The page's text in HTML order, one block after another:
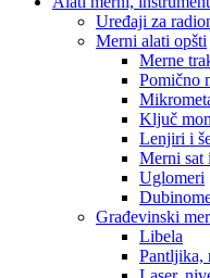
Uređaji za
Merni alati opšti
Merne
Pomično
Ključ
Lenjiri i
Merni sat
Uglomeri
Građevinski
Libela
Pantljika,